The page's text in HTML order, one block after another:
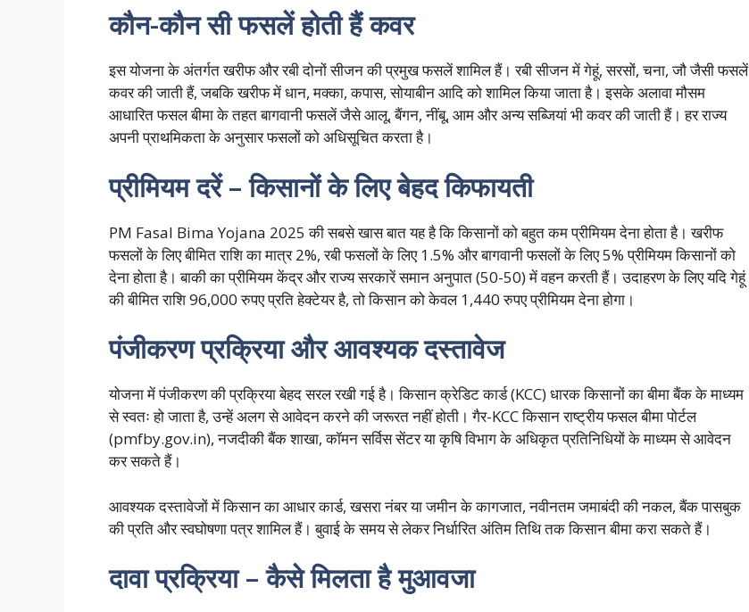
कौन-कौन सी फसलें होती हैं कवर
इस योजना के अंतर्गत खरीफ और रबी दोनों सीजन की प्रमुख फसलें शामिल हैं। रबी सीजन में गेहूं, सरसों, चना, जौ जैसी फसलें
कवर की जाती हैं, जबकि खरीफ में धान, मक्का, कपास, सोयाबीन आदि को शामिल किया जाता है। इसके अलावा मौसम
आधारित फसल बीमा के तहत बागवानी फसलें जैसे आलू, बैंगन, नींबू, आम और अन्य सब्जियां भी कवर की जाती हैं। हर राज्य
अपनी प्राथमिकता के अनुसार फसलों को अधिसूचित करता है।
प्रीमियम दरें – किसानों के लिए बेहद किफायती
PM Fasal Bima Yojana 2025 की सबसे खास बात यह है कि किसानों को बहुत कम प्रीमियम देना होता है। खरीफ
फसलों के लिए बीमित राशि का मात्र 2%, रबी फसलों के लिए 1.5% और बागवानी फसलों के लिए 5% प्रीमियम किसानों को
देना होता है। बाकी का प्रीमियम केंद्र और राज्य सरकारें समान अनुपात (50-50) में वहन करती हैं। उदाहरण के लिए यदि गेहूं
की बीमित राशि 96,000 रुपए प्रति हेक्टेयर है, तो किसान को केवल 1,440 रुपए प्रीमियम देना होगा।
पंजीकरण प्रक्रिया और आवश्यक दस्तावेज
योजना में पंजीकरण की प्रक्रिया बेहद सरल रखी गई है। किसान क्रेडिट कार्ड (KCC) धारक किसानों का बीमा बैंक के माध्यम
से स्वतः हो जाता है, उन्हें अलग से आवेदन करने की जरूरत नहीं होती। गैर-KCC किसान राष्ट्रीय फसल बीमा पोर्टल
(pmfby.gov.in), नजदीकी बैंक शाखा, कॉमन सर्विस सेंटर या कृषि विभाग के अधिकृत प्रतिनिधियों के माध्यम से आवेदन
कर सकते हैं।
आवश्यक दस्तावेजों में किसान का आधार कार्ड, खसरा नंबर या जमीन के कागजात, नवीनतम जमाबंदी की नकल, बैंक पासबुक
की प्रति और स्वघोषणा पत्र शामिल हैं। बुवाई के समय से लेकर निर्धारित अंतिम तिथि तक किसान बीमा करा सकते हैं।
दावा प्रक्रिया – कैसे मिलता है मुआवजा